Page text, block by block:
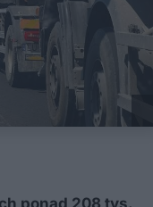
ponad 208 tys.